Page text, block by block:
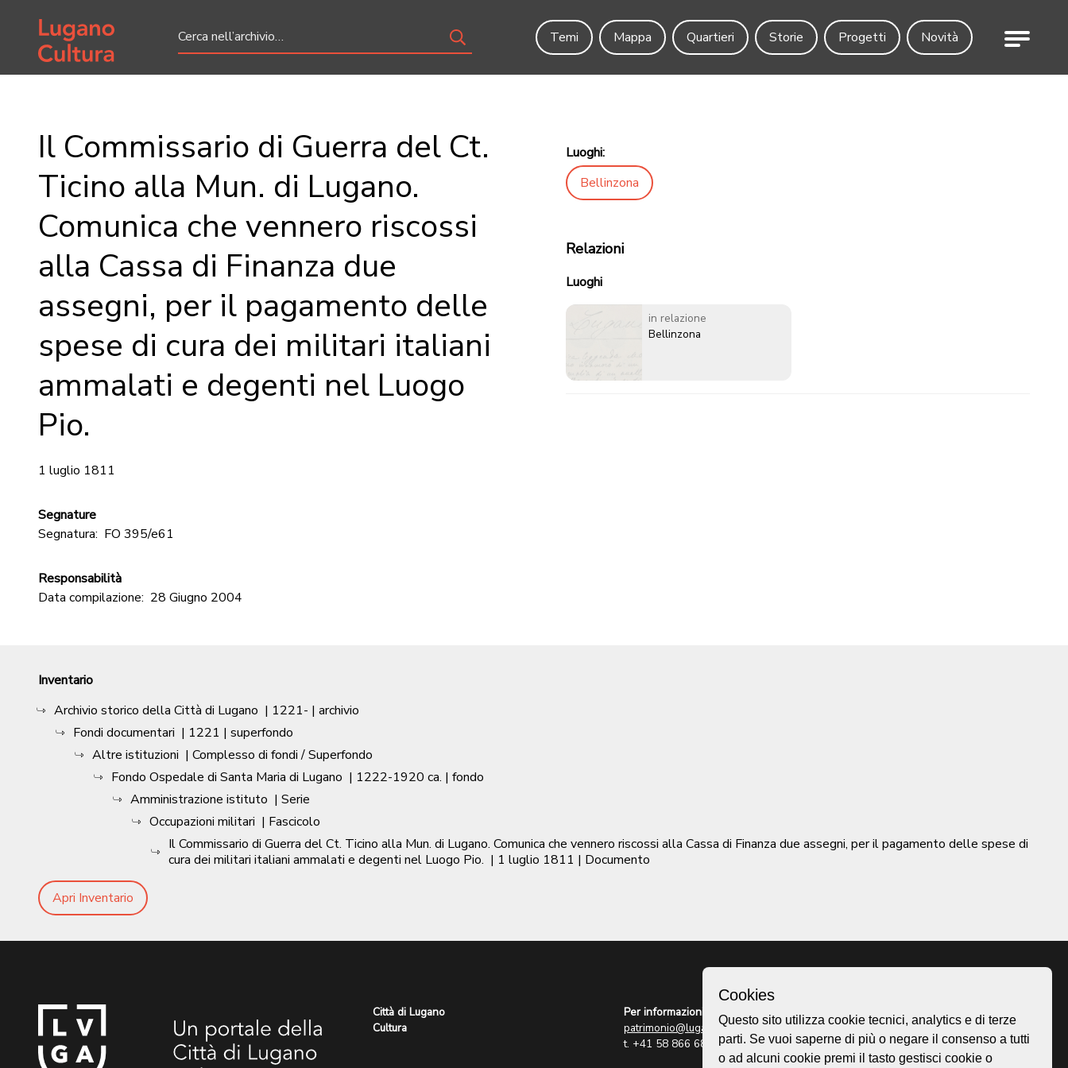
Home page
Temi
Mappa Quartieri Storie Progetti Novità Menu
Il Commissario di Guerra del Ct.
Ticino alla Mun. di Lugano.
Comunica che vennero riscossi
alla Cassa di Finanza due
assegni, per il pagamento delle
spese di cura dei militari italiani
ammalati e degenti nel Luogo
Pio.
1 luglio 1811
Segnature
Segnatura: FO 395/e61
Responsabilità
Data compilazione: 28 Giugno 2004
Luoghi:
Bellinzona
Relazioni
Luoghi
in relazione
Bellinzona
Inventario
Archivio storico della Città di Lugano | 1221- | archivio
Fondi documentari | 1221 | superfondo
Altre istituzioni | Complesso di fondi / Superfondo
Fondo Ospedale di Santa Maria di Lugano | 1222-1920 ca. | fondo
Amministrazione istituto | Serie
Occupazioni militari | Fascicolo
Il Commissario di Guerra del Ct. Ticino alla Mun. di Lugano. Comunica che vennero riscossi alla Cassa di Finanza due assegni, per il pagamento delle spese di
cura dei militari italiani ammalati e degenti nel Luogo Pio. | 1 luglio 1811 | Documento
Apri Inventario
Città di Lugano
Cultura
Per informazioni:
patrimonio@lugano.ch
t. +41 58 866 68 50
Homepage
Mappa
Cookies
Questo sito utilizza cookie tecnici, analytics e di terze
parti. Se vuoi saperne di più o negare il consenso a tutti
o ad alcuni cookie premi il tasto gestisci cookie o